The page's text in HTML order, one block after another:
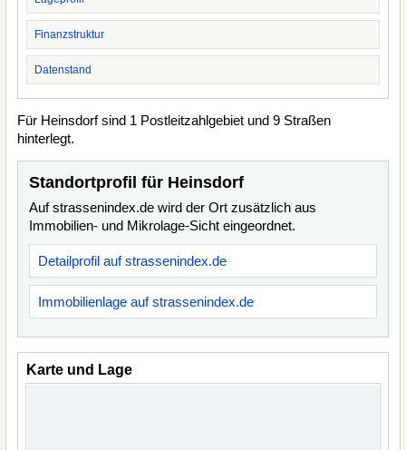
Finanzstruktur
Datenstand
Für Heinsdorf sind 1 Postleitzahlgebiet und 9 Straßen
hinterlegt.
Standortprofil für Heinsdorf
Auf strassenindex.de wird der Ort zusätzlich aus
Immobilien- und Mikrolage-Sicht eingeordnet.
Detailprofil auf strassenindex.de
Immobilienlage auf strassenindex.de
Karte und Lage